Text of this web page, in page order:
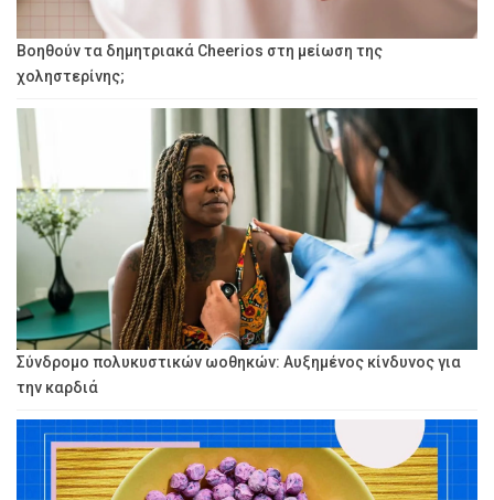
Βοηθούν τα δημητριακά Cheerios στη μείωση της
χοληστερίνης;
Σύνδρομο πολυκυστικών ωοθηκών: Αυξημένος κίνδυνος για
την καρδιά